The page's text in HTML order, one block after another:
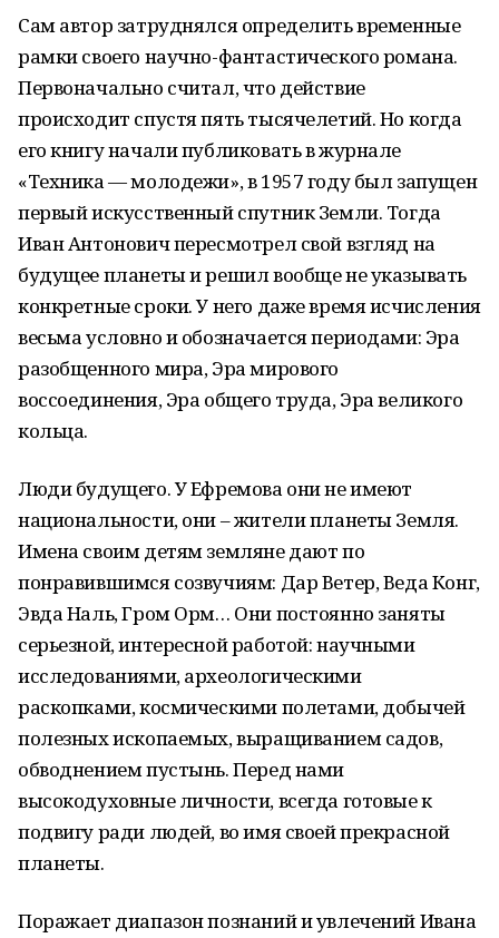
Сам автор затруднялся определить временные
рамки своего научно-фантастического романа.
Первоначально считал, что действие
происходит спустя пять тысячелетий. Но когда
его книгу начали публиковать в журнале
«Техника — молодежи», в 1957 году был запущен
первый искусственный спутник Земли. Тогда
Иван Антонович пересмотрел свой взгляд на
будущее планеты и решил вообще не указывать
конкретные сроки. У него даже время исчисления
весьма условно и обозначается периодами: Эра
разобщенного мира, Эра мирового
воссоединения, Эра общего труда, Эра великого
кольца.
Люди будущего. У Ефремова они не имеют
национальности, они – жители планеты Земля.
Имена своим детям земляне дают по
понравившимся созвучиям: Дар Ветер, Веда Конг,
Эвда Наль, Гром Орм… Они постоянно заняты
серьезной, интересной работой: научными
исследованиями, археологическими
раскопками, космическими полетами, добычей
полезных ископаемых, выращиванием садов,
обводнением пустынь. Перед нами
высокодуховные личности, всегда готовые к
подвигу ради людей, во имя своей прекрасной
планеты.
Поражает диапазон познаний и увлечений Ивана